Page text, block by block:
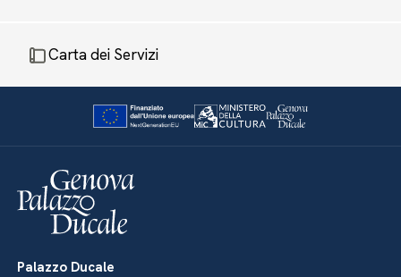
Carta dei Servizi
Palazzo Ducale